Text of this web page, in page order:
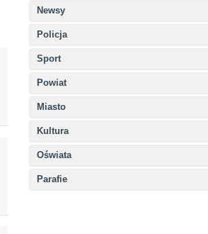
Newsy
Policja
Sport
Powiat
Miasto
Kultura
Oświata
Parafie